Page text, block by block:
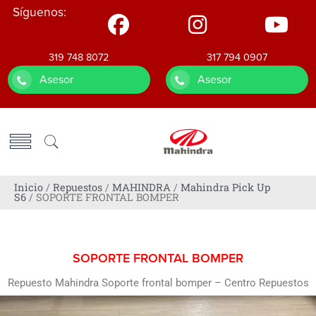
Síguenos:
319 748 8072
Asesor
317 794 0907
Asesor
Inicio / Repuestos / MAHINDRA / Mahindra Pick Up
S6 / SOPORTE FRONTAL BOMPER
SOPORTE FRONTAL BOMPER
Repuesto Mahindra Soporte frontal bomper – Centro Repuestos